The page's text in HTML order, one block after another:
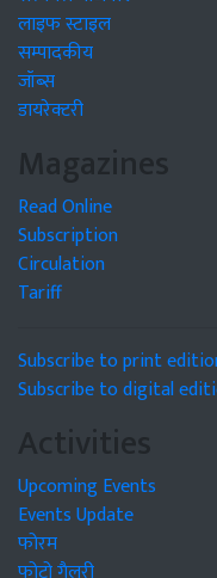
लाइफ स्टाइल
सम्पादकीय
जॉब्स
डायरेक्टरी
Magazines
Read Online
Subscription
Circulation
Tariff
Subscribe to print
Subscribe to digital
Activities
Upcoming Events
Events Update
फोरम